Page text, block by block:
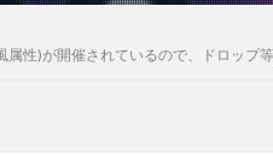
属性)が開催されているので、ドロッ